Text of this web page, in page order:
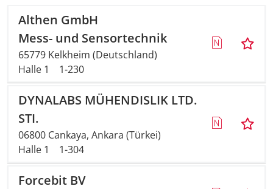
Althen GmbH
Mess- und Sensortechnik
65779 Kelkheim (Deutschland)
Halle 1
1-230
DYNALABS MÜHENDISLIK LTD.
STI.
06800 Cankaya, Ankara (Türkei)
Halle 1
1-304
Forcebit BV